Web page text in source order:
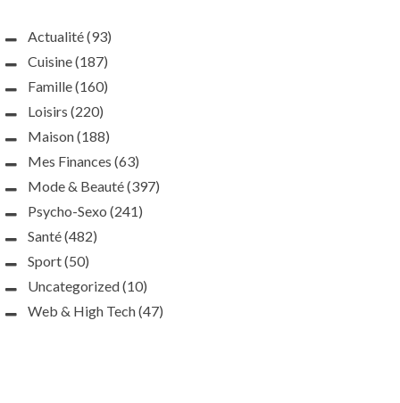
Actualité(93)
Cuisine(187)
Famille(160)
Loisirs (220)
Maison(188)
Mes Finances (63)
Mode & Beauté(397)
Psycho-Sexo (241)
Santé(482)
Sport(50)
Uncategorized(10)
Web & High Tech(47)